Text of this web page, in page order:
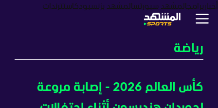
أخبار برامجالمشهد سبورتسالمشهد بزنسبودكاستترندات
رياضة
كأس العالم 2026 - إصابة مروعة